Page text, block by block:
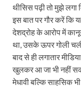
थीसिस पढ़ी तो मुझे
इस बात पर गौर करें कि
देशद्रोह के आरोप में
था, उसके ऊपर गोली
बाद से ही लगातार
खुलकर आ जा भी नहीं
मेधावी बल्कि साहसिक